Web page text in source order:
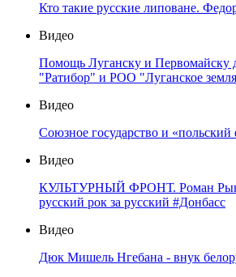
Кто такие русские липоване.
Видео
Помощь Луганску и Первомайску
"Ратибор" и РОО "Луганское
Видео
Союзное государство и «польский
Видео
КУЛЬТУРНЫЙ ФРОНТ. Роман
русский рок за русский #Донбасс
Видео
Дюк Мишель Нгебана - внук